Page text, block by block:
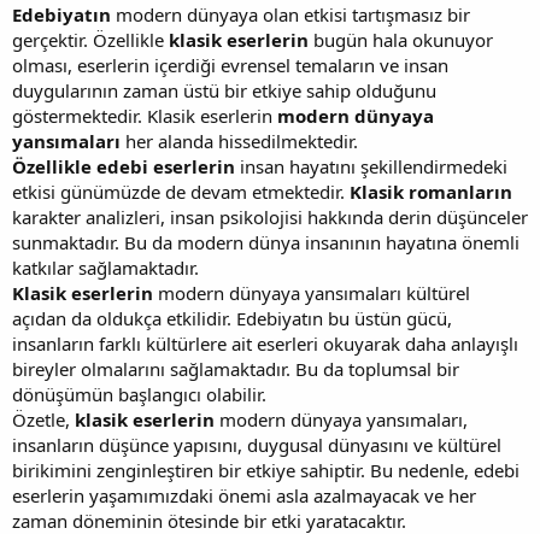
Edebiyatın modern dünyaya olan etkisi tartışmasız bir
gerçektir. Özellikle klasik eserlerin bugün hala okunuyor
olması, eserlerin içerdiği evrensel temaların ve insan
duygularının zaman üstü bir etkiye sahip olduğunu
göstermektedir. Klasik eserlerin modern dünyaya
yansımaları her alanda hissedilmektedir.
Özellikle edebi eserlerin insan hayatını şekillendirmedeki
etkisi günümüzde de devam etmektedir. Klasik romanların
karakter analizleri, insan psikolojisi hakkında derin düşünceler
sunmaktadır. Bu da modern dünya insanının hayatına önemli
katkılar sağlamaktadır.
Klasik eserlerin modern dünyaya yansımaları kültürel
açıdan da oldukça etkilidir. Edebiyatın bu üstün gücü,
insanların farklı kültürlere ait eserleri okuyarak daha anlayışlı
bireyler olmalarını sağlamaktadır. Bu da toplumsal bir
dönüşümün başlangıcı olabilir.
Özetle, klasik eserlerin modern dünyaya yansımaları,
insanların düşünce yapısını, duygusal dünyasını ve kültürel
birikimini zenginleştiren bir etkiye sahiptir. Bu nedenle, edebi
eserlerin yaşamımızdaki önemi asla azalmayacak ve her
zaman döneminin ötesinde bir etki yaratacaktır.